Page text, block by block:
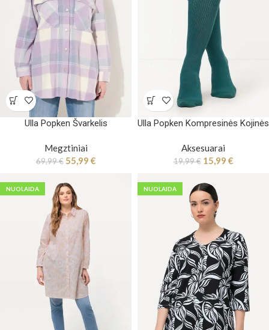
Ulla Popken Švarkelis
Megztiniai
69,99€ 55,99 €
Ulla Popken Kompresinės Kojinės
Aksesuarai
19,99€ 15,99 €
NUOLAIDA NUOLAIDA